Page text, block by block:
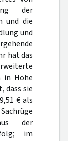
der
und die
und
hat das
in Höhe
dass sie
€ als
der
im